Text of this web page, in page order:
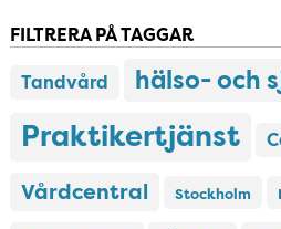
FILTRERA PÅ TAGGAR
Tandvård hälso- och
Praktikertjänst
Vårdcentral Stockholm